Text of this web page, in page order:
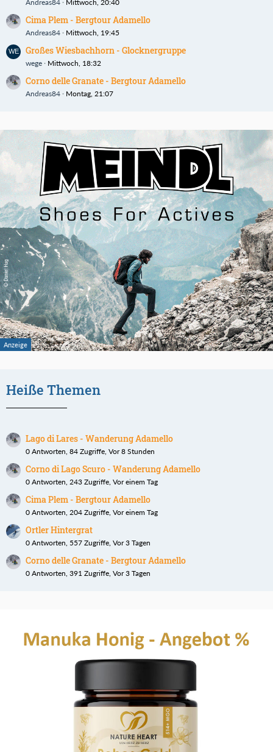
Andreas84 Mittwoch, 20:40
Cima Plem - Bergtour Adamello
Andreas84 Mittwoch, 19:45
Großes Wiesbachhorn - Glocknergruppe
wege Mittwoch, 18:32
Corno delle Granate - Bergtour Adamello
Andreas84 Montag, 21:07
Heiße Themen
Lago di Lares - Wanderung Adamello
0 Antworten, 84 Zugriffe, Vor 8 Stunden
Corno di Lago Scuro - Wanderung Adamello
0 Antworten, 243 Zugriffe, Vor einem Tag
Cima Plem - Bergtour Adamello
0 Antworten, 204 Zugriffe, Vor einem Tag
Ortler Hintergrat
0 Antworten, 557 Zugriffe, Vor 3 Tagen
Corno delle Granate - Bergtour Adamello
0 Antworten, 391 Zugriffe, Vor 3 Tagen